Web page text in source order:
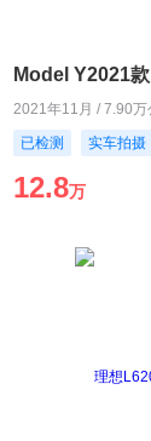
Model Y2021
2021年11月 / 7.90万
已检测
实车拍摄
12.8万